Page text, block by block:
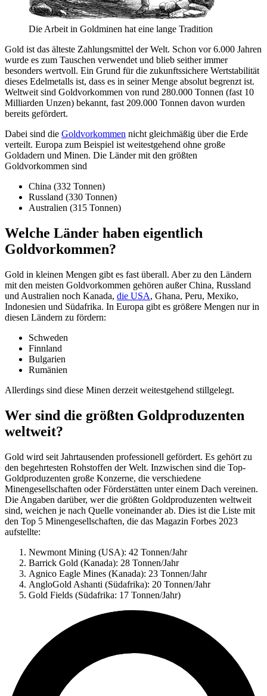
Die Arbeit in Goldminen hat eine lange Tradition
Gold ist das älteste Zahlungsmittel der Welt. Schon vor 6.000 Jahren
wurde es zum Tauschen verwendet und blieb seither immer
besonders wertvoll. Ein Grund für die zukunftssichere Wertstabilität
dieses Edelmetalls ist, dass es in seiner Menge absolut begrenzt ist.
Weltweit sind Goldvorkommen von rund 280.000 Tonnen (fast 10
Milliarden Unzen) bekannt, fast 209.000 Tonnen davon wurden
bereits gefördert.
Dabei sind die Goldvorkommen nicht gleichmäßig über die Erde
verteilt. Europa zum Beispiel ist weitestgehend ohne große
Goldadern und Minen. Die Länder mit den größten
Goldvorkommen sind
China (332 Tonnen)
Russland (330 Tonnen)
Australien (315 Tonnen)
Welche Länder haben eigentlich
Goldvorkommen?
Gold in kleinen Mengen gibt es fast überall. Aber zu den Ländern
mit den meisten Goldvorkommen gehören außer China, Russland
und Australien noch Kanada, die USA, Ghana, Peru, Mexiko,
Indonesien und Südafrika. In Europa gibt es größere Mengen nur in
diesen Ländern zu fördern:
Schweden
Finnland
Bulgarien
Rumänien
Allerdings sind diese Minen derzeit weitestgehend stillgelegt.
Wer sind die größten Goldproduzenten
weltweit?
Gold wird seit Jahrtausenden professionell gefördert. Es gehört zu
den begehrtesten Rohstoffen der Welt. Inzwischen sind die Top-
Goldproduzenten große Konzerne, die verschiedene
Minengesellschaften oder Förderstätten unter einem Dach vereinen.
Die Angaben darüber, wer die größten Goldproduzenten weltweit
sind, weichen je nach Quelle voneinander ab. Dies ist die Liste mit
den Top 5 Minengesellschaften, die das Magazin Forbes 2023
aufstellte:
Newmont Mining (USA): 42 Tonnen/Jahr
Barrick Gold (Kanada): 28 Tonnen/Jahr
Agnico Eagle Mines (Kanada): 23 Tonnen/Jahr
AngloGold Ashanti (Südafrika): 20 Tonnen/Jahr
Gold Fields (Südafrika: 17 Tonnen/Jahr)